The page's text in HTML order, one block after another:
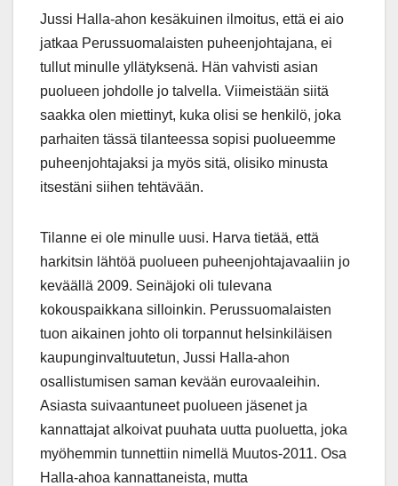
Jussi Halla-ahon kesäkuinen ilmoitus, että ei aio
jatkaa Perussuomalaisten puheenjohtajana, ei
tullut minulle yllätyksenä. Hän vahvisti asian
puolueen johdolle jo talvella. Viimeistään siitä
saakka olen miettinyt, kuka olisi se henkilö, joka
parhaiten tässä tilanteessa sopisi puolueemme
puheenjohtajaksi ja myös sitä, olisiko minusta
itsestäni siihen tehtävään.
Tilanne ei ole minulle uusi. Harva tietää, että
harkitsin lähtöä puolueen puheenjohtajavaaliin jo
keväällä 2009. Seinäjoki oli tulevana
kokouspaikkana silloinkin. Perussuomalaisten
tuon aikainen johto oli torpannut helsinkiläisen
kaupunginvaltuutetun, Jussi Halla-ahon
osallistumisen saman kevään eurovaaleihin.
Asiasta suivaantuneet puolueen jäsenet ja
kannattajat alkoivat puuhata uutta puoluetta, joka
myöhemmin tunnettiin nimellä Muutos-2011. Osa
Halla-ahoa kannattaneista, mutta